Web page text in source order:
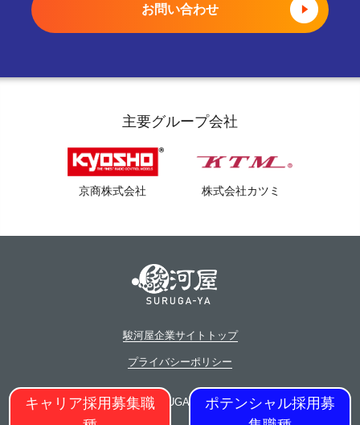
キャリア採用募集職
ポテンシャル採用募
COOメッセージ
新卒採用
登録制アルバイト採用
外国人採用
障がい者採用
駿河屋静岡寮
女性スタッフ 積極採用中
静岡市ってこんな街
お問い合わせ
主要グループ会社
京商株式会社 株式会社カツミ
駿河屋企業サイトトップ
プライバシーポリシー
© SURUGA-YA Inc.